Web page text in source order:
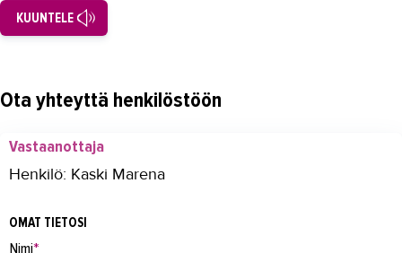
YRITYKSILLE
OMA TAKK
KUUNTELE
Ota yhteyttä henkilöstöön
Vastaanottaja
Henkilö: Kaski Marena
OMAT TIETOSI
Nimi*